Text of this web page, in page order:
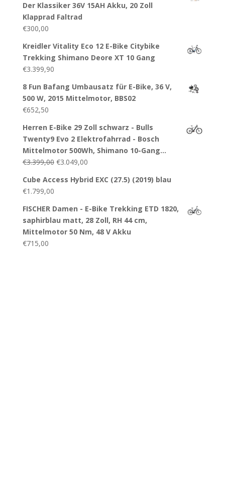
Der Klassiker 36V 15AH Akku, 20 Zoll
Klapprad Faltrad
€300,00
Kreidler Vitality Eco 12 E-Bike Citybike
Trekking Shimano Deore XT 10 Gang
€3.399,90
8 Fun Bafang Umbausatz für E-Bike, 36 V,
500 W, 2015 Mittelmotor, BBS02
€652,50
Herren E-Bike 29 Zoll schwarz - Bulls
Twenty9 Evo 2 Elektrofahrrad - Bosch
Mittelmotor 500Wh, Shimano 10-Gang…
€3.399,00 €3.049,00
Cube Access Hybrid EXC (27.5) (2019) blau
€1.799,00
FISCHER Damen - E-Bike Trekking ETD 1820,
saphirblau matt, 28 Zoll, RH 44 cm,
Mittelmotor 50 Nm, 48 V Akku
€715,00